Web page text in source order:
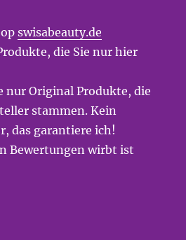
swisabeauty.de
die Sie nur hier
nur Original Produkte, die
stammen. Kein
das garantiere ich!
Bewertungen wirbt ist